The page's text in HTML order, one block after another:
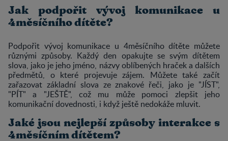
Jak podpořit vývoj komunikace u
4měsíčního dítěte?
​​​​​Podpořit vývoj komunikace u 4měsíčního dítěte můžete
různými způsoby. Každý den opakujte se svým dítětem
slova, jako je jeho jméno, názvy oblíbených hraček a dalších
předmětů, o které projevuje zájem. Můžete také začít
zařazovat základní slova ze znakové řeči, jako je "JÍST",
"PÍT" a "JEŠTĚ", což mu může pomoci zlepšit jeho
komunikační dovednosti, i když ještě nedokáže mluvit.
Jaké jsou nejlepší způsoby interakce s
4měsíčním dítětem?